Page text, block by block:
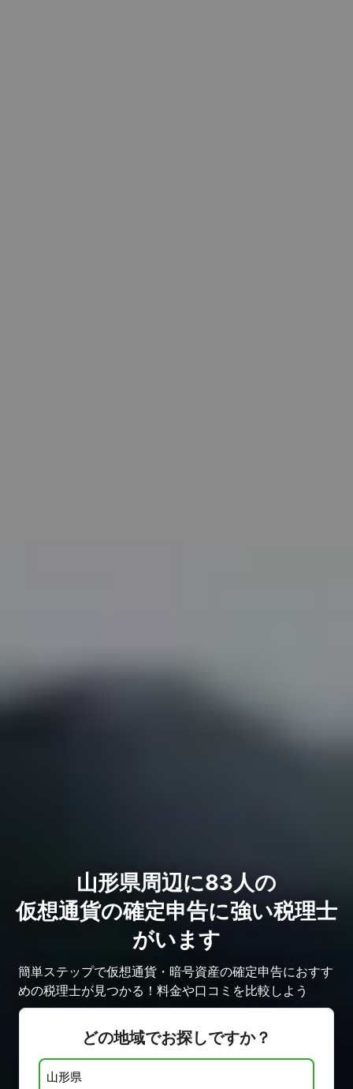
山形県周辺に83人の
仮想通貨の確定申告に強い税理士
がいます
簡単ステップで仮想通貨・暗号資産の確定申告におすす
めの税理士が見つかる！料金や口コミを比較しよう
どの地域でお探しですか？